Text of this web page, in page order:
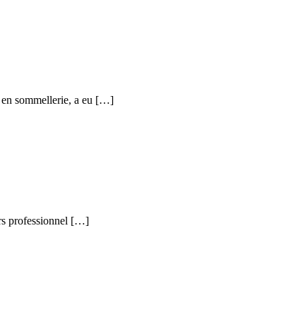
en sommellerie, a eu […]
professionnel […]